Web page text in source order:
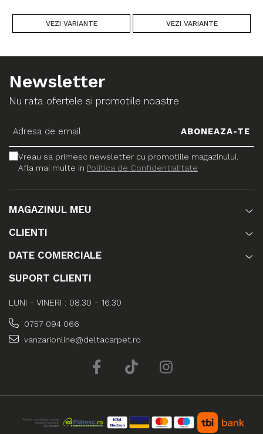
VEZI VARIANTE VEZI VARIANTE
Newsletter
Nu rata ofertele si promotiile noastre
Vreau sa primesc newsletter cu promotiile magazinului.
Afla mai multe in Politica de Confidentialitate
MAGAZINUL MEU
CLIENTI
DATE COMERCIALE
SUPORT CLIENTI
LUNI - VINERI : 08.30 - 16.30
0757 094 066
vanzarionline@deltacarpet.ro